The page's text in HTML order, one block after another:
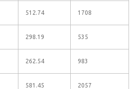
512.74 1708
298.19 535
262.54 983
581.45 2057